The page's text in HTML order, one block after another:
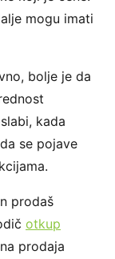
mogu imati
bolje je da
kada
se pojave
prodaš
otkup
prodaja